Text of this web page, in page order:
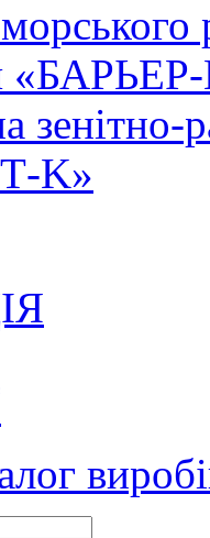
зенітно-
K»